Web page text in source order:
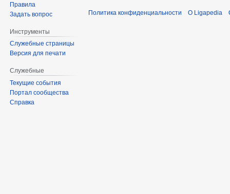
Правила
Задать вопрос
Инструменты
Служебные страницы
Версия для печати
Служебные
Текущие события
Портал сообщества
Справка
Политика конфиденциальности О Ligapedia